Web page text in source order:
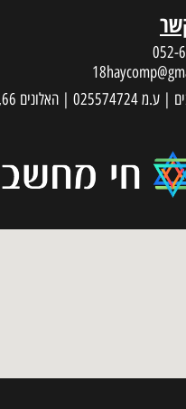
052-
66, יוקנעם עילית